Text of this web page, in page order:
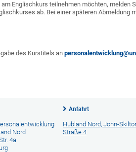
Englischkurs teilnehmen möchten, melden
ab. Bei einer späteren Abmeldung
des Kurstitels an
Nord
4a
Anfahrt
Hubland Nord, John-
Straße 4